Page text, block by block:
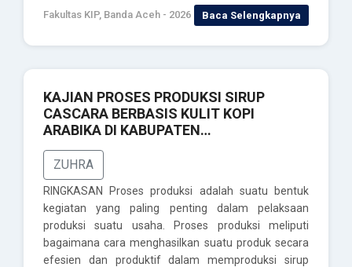
Fakultas KIP, Banda Aceh - 2026 Baca Selengkapnya
KAJIAN PROSES PRODUKSI SIRUP
CASCARA BERBASIS KULIT KOPI
ARABIKA DI KABUPATEN…
ZUHRA
RINGKASAN Proses produksi adalah suatu bentuk
kegiatan yang paling penting dalam pelaksaan
produksi suatu usaha. Proses produksi meliputi
bagaimana cara menghasilkan suatu produk secara
efesien dan produktif dalam memproduksi sirup